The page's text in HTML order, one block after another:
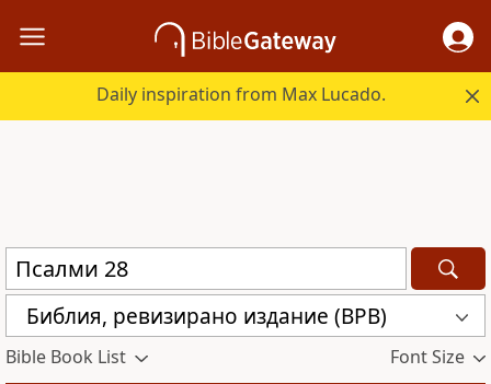
Daily inspiration from Max Lucado.
Библия, ревизирано издание (BPB)
Bible Book List Font Size